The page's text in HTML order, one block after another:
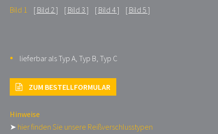
Bild 1 Bild 2 Bild 3 Bild 4 Bild 5
lieferbar als Typ A, Typ B, Typ C
ZUM BESTELLFORMULAR
Hinweise
➤ hier finden Sie unsere Reißverschlusstypen